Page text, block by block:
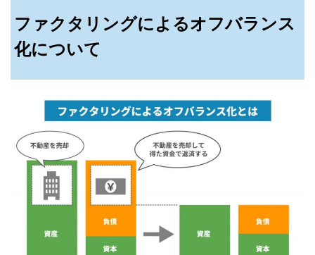
ファクタリングによるオフバランス
化について